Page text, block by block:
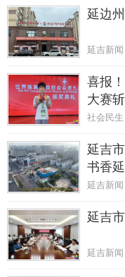
延边
延吉新闻
喜报
大赛
社会民生
延吉
书香
延吉新闻
延吉
延吉新闻